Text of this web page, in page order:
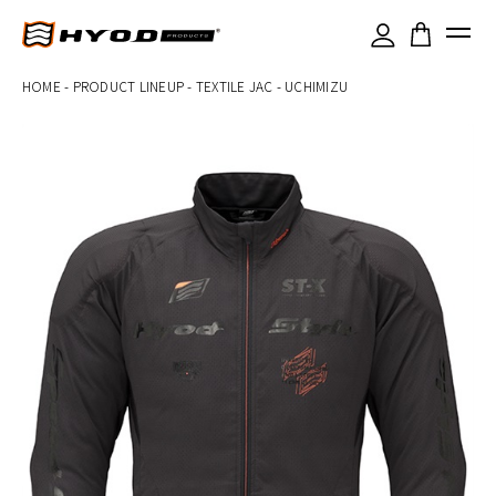
HOME - PRODUCT LINEUP- TEXTILE JAC - UCHIMIZU ×